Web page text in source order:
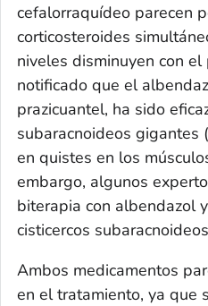
cefalorraquídeo parecen
corticosteroides
niveles disminuyen con el
notificado que el
prazicuantel, ha sido
subaracnoideos gigantes
en quistes en los
embargo, algunos
biterapia con albendazol
cisticercos
Ambos medicamentos
en el tratamiento, ya que